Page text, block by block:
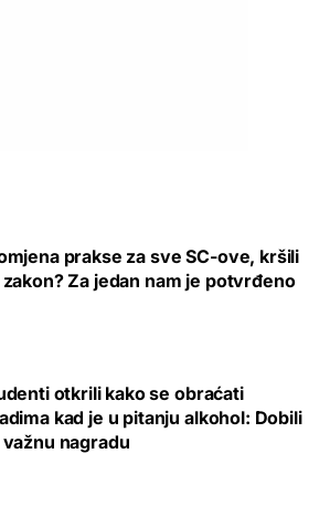
prakse za sve SC-ove, kršili
Za jedan nam je potvrđeno
otkrili kako se obraćati
kad je u pitanju alkohol: Dobili
nagradu